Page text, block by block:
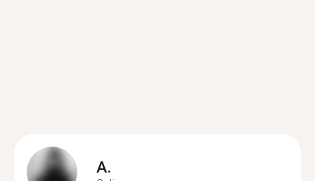
A.